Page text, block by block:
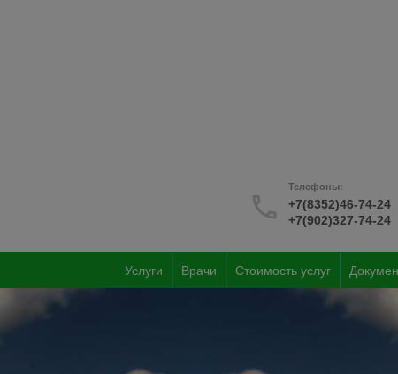
Телефоны:
+7(8352)46-74-24
+7(902)327-74-24
Услуги Врачи Стоимость услуг